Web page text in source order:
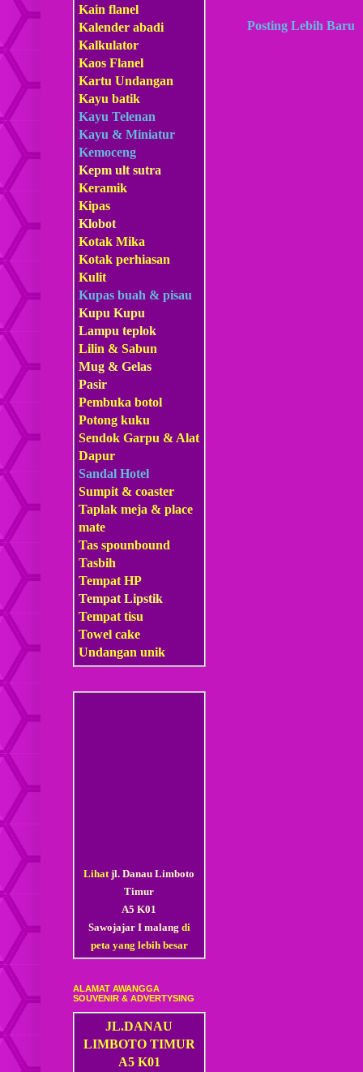
Posting Lebih Baru
Kain flanel
Kalender abadi
Kalkulator
Kaos Flanel
Kartu Undangan
Kayu batik
Kayu Telenan
Kayu & Miniatur
Kemoceng
Kepm ult sutra
Keramik
Kipas
Klobot
Kotak Mika
Kotak perhiasan
Kulit
Kupas buah & pisau
Kupu Kupu
Lampu teplok
Lilin & Sabun
Mug & Gelas
Pasir
Pembuka botol
Potong kuku
Sendok Garpu & Alat
Dapur
Sandal Hotel
Sumpit & coaster
Taplak meja & place
mate
Tas spounbound
Tasbih
Tempat HP
Tempat Lipstik
Tempat tisu
Towel cake
Undangan unik
Lihatjl. Danau Limboto
Timur
A5 K01
Sawojajar I malang di
peta yang lebih besar
ALAMAT AWANGGA
SOUVENIR & ADVERTYSING
JL.DANAU
LIMBOTO TIMUR
A5 K01